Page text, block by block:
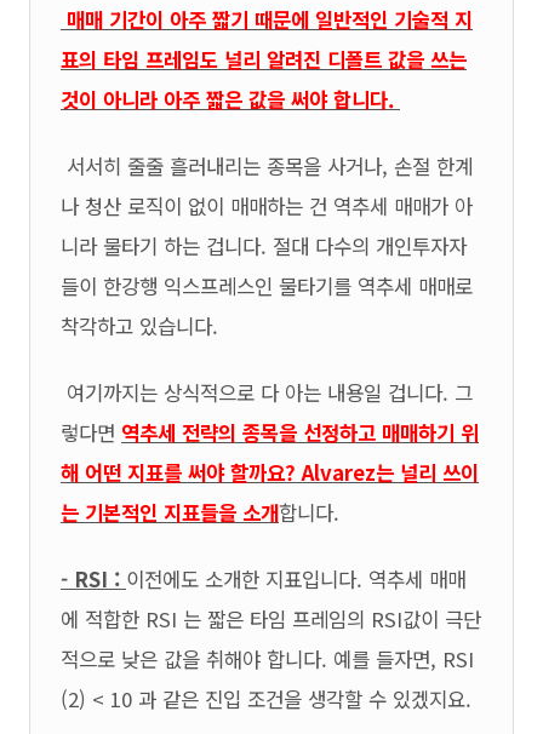
매매 기간이 아주 짧기 때문에 일반적인 기술적 지
표의 타임 프레임도 널리 알려진 디폴트 값을 쓰는
것이 아니라 아주 짧은 값을 써야 합니다.
서서히 줄줄 흘러내리는 종목을 사거나, 손절 한계
나 청산 로직이 없이 매매하는 건 역추세 매매가 아
니라 물타기 하는 겁니다. 절대 다수의 개인투자자
들이 한강행 익스프레스인 물타기를 역추세 매매로
착각하고 있습니다.
여기까지는 상식적으로 다 아는 내용일 겁니다. 그
렇다면 역추세 전략의 종목을 선정하고 매매하기 위
해 어떤 지표를 써야 할까요? Alvarez는 널리 쓰이
는 기본적인 지표들을 소개합니다.
- RSI : 이전에도 소개한 지표입니다. 역추세 매매
에 적합한 RSI 는 짧은 타임 프레임의 RSI값이 극단
적으로 낮은 값을 취해야 합니다. 예를 들자면, RSI
(2) < 10 과 같은 진입 조건을 생각할 수 있겠지요.